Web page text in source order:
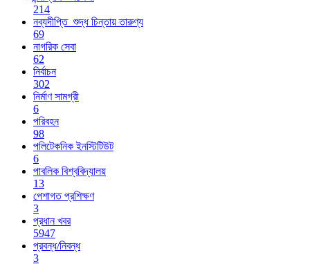
214
নব্যদীপ্তি_শুদ্ধ চিন্তায় তারুণ্য
69
নাগরিক সেবা
62
নির্বাচন
302
নির্মাণ সামগ্রী
6
পরিবহন
98
পলিটেকনিক ইনস্টিটিউট
6
পাবলিক বিশ্ববিদ্যালয়
13
পেশাগত প্রশিক্ষণ
3
প্রধান খবর
5947
প্রবন্ধ/নিবন্ধ
3